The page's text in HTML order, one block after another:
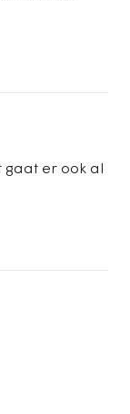
gaat er ook al